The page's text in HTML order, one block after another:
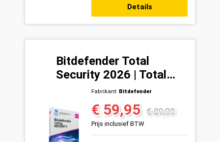
tegelijkertijd met één van de
meest co...
Details
Bitdefender Total
Security 2026 | Total
Security | 10 Apparaten |
Fabrikant: Bitdefender
Verkoopprijs:
€ 59,95 Normale prijs:
€ 89,99
Prijs inclusief BTW